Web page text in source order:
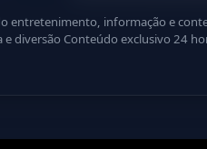
informação e conteúdo digital com qualidade
para levar uma experiência